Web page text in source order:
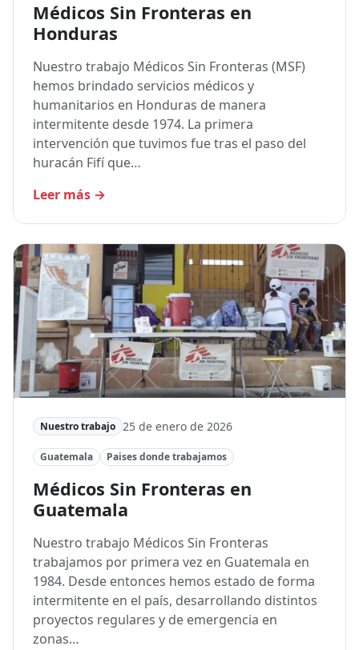
Médicos Sin Fronteras en
Honduras
Nuestro trabajo Médicos Sin Fronteras (MSF)
hemos brindado servicios médicos y
humanitarios en Honduras de manera
intermitente desde 1974. La primera
intervención que tuvimos fue tras el paso del
huracán Fifí que…
Leer más →
Nuestro trabajo 25 de enero de 2026
Guatemala Paises donde trabajamos
Médicos Sin Fronteras en
Guatemala
Nuestro trabajo Médicos Sin Fronteras
trabajamos por primera vez en Guatemala en
1984. Desde entonces hemos estado de forma
intermitente en el país, desarrollando distintos
proyectos regulares y de emergencia en
zonas…